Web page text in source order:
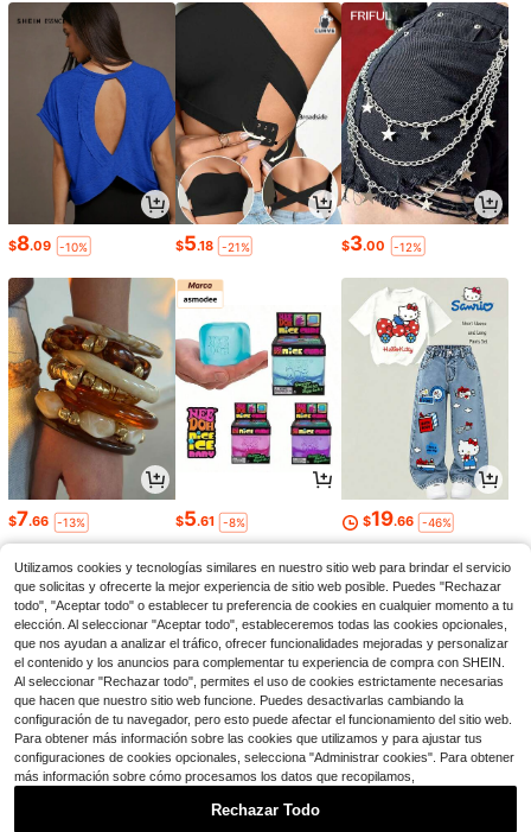
$8.09 -10% $5.18 -21% $3.00 -12%
$7.66 -13% $5.61 -8% $19.66 -46%
Utilizamos cookies y tecnologías similares en nuestro sitio web para brindar el servicio
que solicitas y ofrecerte la mejor experiencia de sitio web posible. Puedes "Rechazar
todo", "Aceptar todo" o establecer tu preferencia de cookies en cualquier momento a tu
elección. Al seleccionar "Aceptar todo", estableceremos todas las cookies opcionales,
que nos ayudan a analizar el tráfico, ofrecer funcionalidades mejoradas y personalizar
el contenido y los anuncios para complementar tu experiencia de compra con SHEIN.
Al seleccionar "Rechazar todo", permites el uso de cookies estrictamente necesarias
que hacen que nuestro sitio web funcione. Puedes desactivarlas cambiando la
configuración de tu navegador, pero esto puede afectar el funcionamiento del sitio web.
Para obtener más información sobre las cookies que utilizamos y para ajustar tus
configuraciones de cookies opcionales, selecciona "Administrar cookies". Para obtener
más información sobre cómo procesamos los datos que recopilamos,
Rechazar Todo